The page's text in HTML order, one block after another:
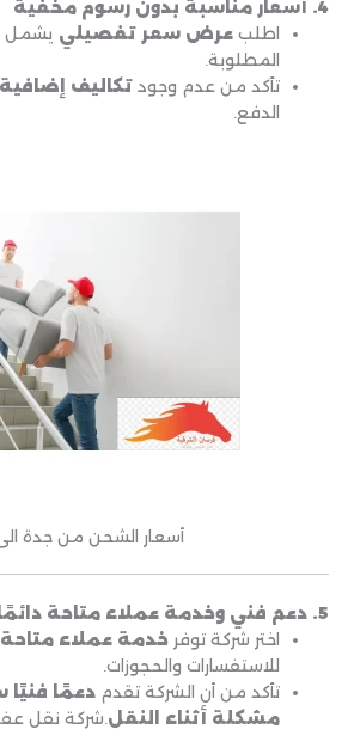
4. أسعار مناسبة بدون رسوم مخفية
اطلبعرض سعر تفصيلي يشمل
المطلوبة.
تأكد من عدم وجودتكاليف
الدفع.
أسعار الشحن من جدة
5. دعم فني وخدمة عملاء متاحة دائمًا
اختر شركة توفرخدمة عملاء
للاستفسارات والحجوزات.
تأكد من أن الشركة تقدمدعمًا فنيًا
مشكلة أثناء النقل .شركة نقل